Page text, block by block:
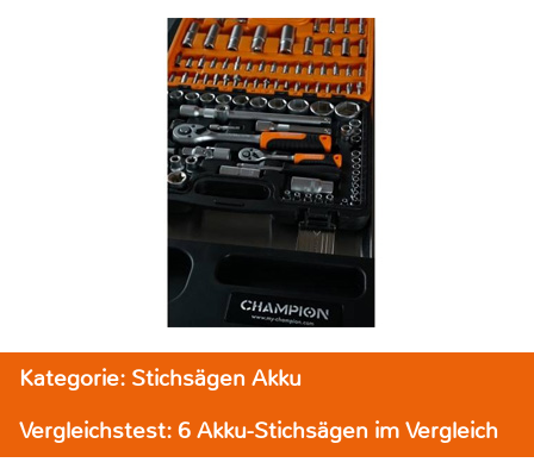
Kategorie: Stichsägen Akku
Vergleichstest: 6 Akku-Stichsägen im Vergleich